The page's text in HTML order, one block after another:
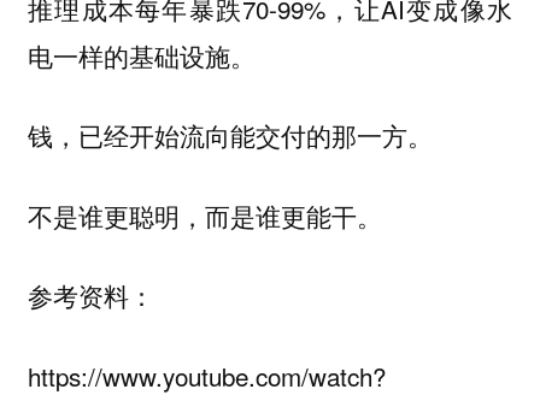
推理成本每年暴跌70-99%，让AI变成像水
电一样的基础设施。
钱，已经开始流向能交付的那一方。
不是谁更聪明，而是谁更能干。
参考资料：
https://www.youtube.com/watch?